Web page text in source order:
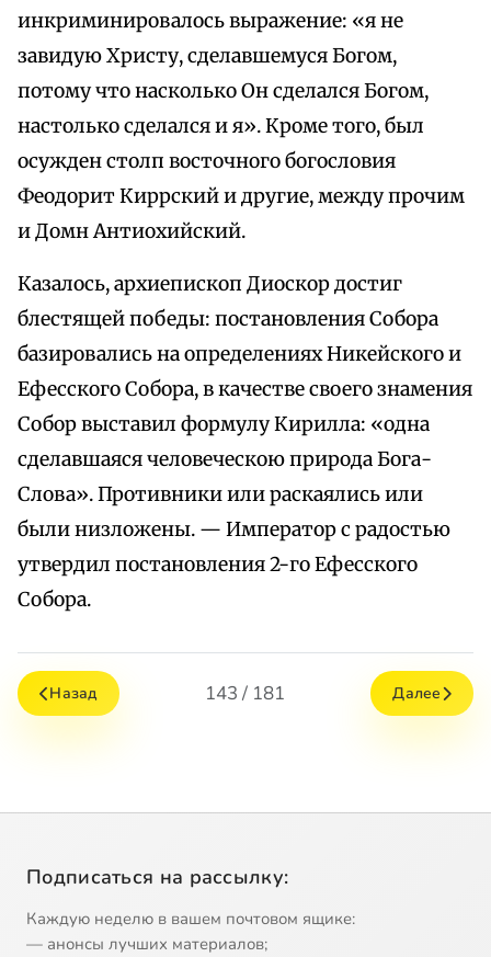
инкриминировалось выражение: «я не
завидую Христу, сделавшемуся Богом,
потому что насколько Он сделался Богом,
настолько сделался и я». Кроме того, был
осужден столп восточного богословия
Феодорит Киррский и другие, между прочим
и Домн Антиохийский.
Казалось, архиепископ Диоскор достиг
блестящей победы: постановления Собора
базировались на определениях Никейского и
Ефесского Собора, в качестве своего знамения
Собор выставил формулу Кирилла: «одна
сделавшаяся человеческою природа Бога-
Слова». Противники или раскаялись или
были низложены. — Император с радостью
утвердил постановления 2-го Ефесского
Собора.
Назад 143 / 181 Далее
Подписаться на рассылку:
Каждую неделю в вашем почтовом ящике:
— анонсы лучших материалов;